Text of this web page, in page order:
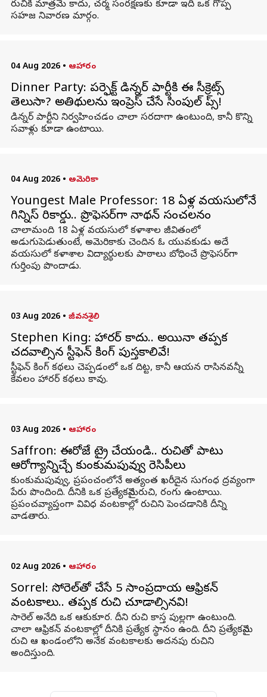
రుచికి మాత్రమే కాదు, చర్మ సంరక్షణకు కూడా ఇది ఒక గొప్ప
సహజ నివారణ మార్గం.
04 Aug 2026 • ఆహారం
Dinner Party: పర్ఫెక్ట్ డిన్నర్ పార్టీకి ఈ సీక్రెట్స్
తెలుసా? అతిథులను ఇంప్రెస్ చేసే సింపుల్ టిప్స్!
డిన్నర్ పార్టీని నిర్వహించడం చాలా సరదాగా ఉంటుంది, కానీ కొన్ని
సవాళ్లు కూడా ఉంటాయి.
04 Aug 2026 • అమెరికా
Youngest Male Professor: 18 ఏళ్ల వయసులోనే
గిన్నిస్ రికార్డు.. ప్రొఫెసర్‌గా నాథన్ సంచలనం
చాలామంది 18 ఏళ్ల వయసులో కళాశాల జీవితంలో
అడుగుపెడుతుంటే, అమెరికాకు చెందిన ఓ యువకుడు అదే
వయసులో కళాశాల విద్యార్థులకు పాఠాలు బోధించే ప్రొఫెసర్‌గా
గుర్తింపు పొందాడు.
03 Aug 2026 • జీవనశైలి
Stephen King: హారర్ కాదు.. అయినా తప్పక
చదవాల్సిన స్టీఫెన్ కింగ్ పుస్తకాలివే!
స్టీఫెన్ కింగ్ కథలు చెప్పడంలో ఒక దిట్ట, కానీ ఆయన రాసినవన్నీ
కేవలం హారర్ కథలు కావు.
03 Aug 2026 • ఆహారం
Saffron: ఈరోజే ట్రై చేయండి.. రుచితో పాటు
ఆరోగ్యాన్నిచ్చే కుంకుమపువ్వు రెసిపీలు
కుంకుమపువ్వు, ప్రపంచంలోనే అత్యంత ఖరీదైన సుగంధ ద్రవ్యంగా
పేరు పొందింది. దీనికి ఒక ప్రత్యేకమైన రుచి, రంగు ఉంటాయి.
ప్రపంచవ్యాప్తంగా వివిధ వంటకాల్లో రుచిని పెంచడానికి దీన్ని
వాడతారు.
02 Aug 2026 • ఆహారం
Sorrel: సోరెల్‌తో చేసే 5 సాంప్రదాయ ఆఫ్రికన్
వంటకాలు.. తప్పక రుచి చూడాల్సినవి!
సారెల్ అనేది ఒక ఆకుకూర. దీని రుచి కాస్త పుల్లగా ఉంటుంది.
చాలా ఆఫ్రికన్ వంటకాల్లో దీనికి ప్రత్యేక స్థానం ఉంది. దీని ప్రత్యేకమైన
రుచి ఆ ఖండంలోని అనేక వంటకాలకు అదనపు రుచిని
అందిస్తుంది.